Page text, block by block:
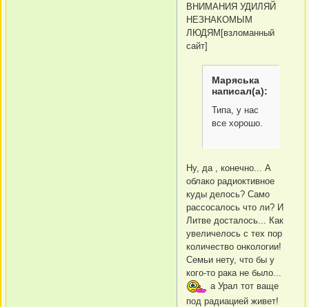
ВНИМАНИЯ УДИЛЯЙ
НЕЗНАКОМЫМ
ЛЮДЯМ[взломанный
сайт]
Маряська
написал(а):
Типа, у нас
все хорошо.
Ну, да , конечно... А
облако радиоктивное
куды делось? Само
рассосалось что ли? И
Литве досталось... Как
увеличелось с тех пор
количество онкологии!
Семьи нету, что бы у
кого-то рака не было...
а Урал тот ваще
под радиацией живет!